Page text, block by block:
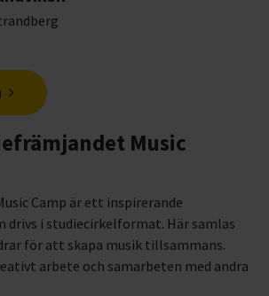
Music
Camp är ett inspirerande
drivs i studiecirkelformat. Här samlas
för att skapa musik tillsammans.
arbete och samarbeten med andra